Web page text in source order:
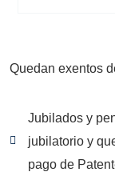
Quedan exentos
Jubilados y
jubilatorio y
pago de